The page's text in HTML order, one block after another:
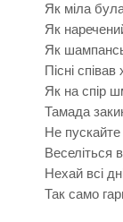
Як міла
Як
Як
Пісні
Як на спір
Тамада
Не пускайте
Веселіться
Нехай всі
Так само